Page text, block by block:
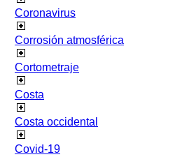
Coronavirus
Corrosión atmosférica
Cortometraje
Costa
Costa occidental
Covid-19